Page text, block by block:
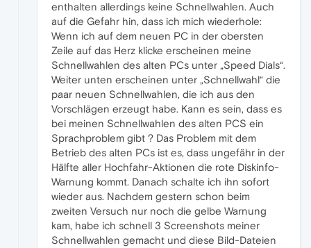
enthalten allerdings keine Schnellwahlen. Auch
auf die Gefahr hin, dass ich mich wiederhole:
Wenn ich auf dem neuen PC in der obersten
Zeile auf das Herz klicke erscheinen meine
Schnellwahlen des alten PCs unter „Speed Dials“.
Weiter unten erscheinen unter „Schnellwahl“ die
paar neuen Schnellwahlen, die ich aus den
Vorschlägen erzeugt habe. Kann es sein, dass es
bei meinen Schnellwahlen des alten PCS ein
Sprachproblem gibt ? Das Problem mit dem
Betrieb des alten PCs ist es, dass ungefähr in der
Hälfte aller Hochfahr-Aktionen die rote Diskinfo-
Warnung kommt. Danach schalte ich ihn sofort
wieder aus. Nachdem gestern schon beim
zweiten Versuch nur noch die gelbe Warnung
kam, habe ich schnell 3 Screenshots meiner
Schnellwahlen gemacht und diese Bild-Dateien